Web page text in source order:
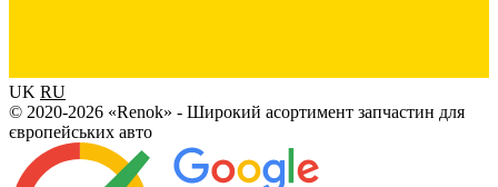
UK RU
© 2020-2026 «Renok» - Широкий асортимент запчастин для
європейських авто